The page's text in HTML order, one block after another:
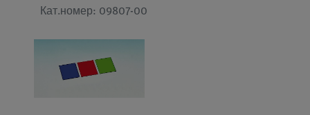
Кат.номер: 09807-00